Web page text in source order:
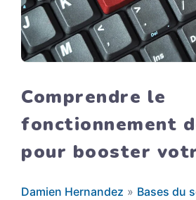
Comprendre le
fonctionnement
pour booster
Damien Hernandez » Bases du